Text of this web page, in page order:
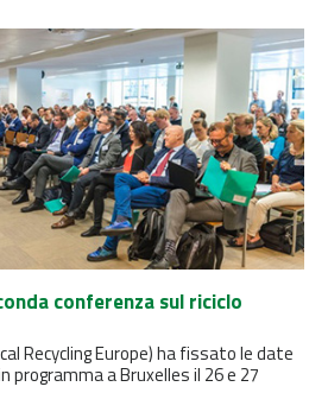
conferenza sul riciclo
Recycling Europe) ha fissato le date
programma a Bruxelles il 26 e 27